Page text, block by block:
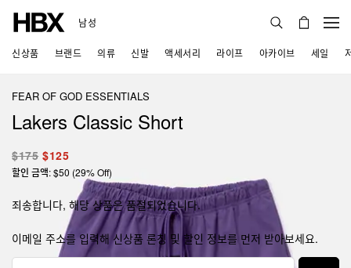
남성
신상품 브랜드 의류 신발 액세서리 라이프 아카이브 세일
FEAR OF GOD ESSENTIALS
Lakers Classic Short
$175 $125
할인 금액: $50 (29% Off)
죄송합니다, 해당 상품은 품절되었습니다.
이메일 주소를 입력해 신상품 론칭 및 할인 정보를 먼저 받아보세요.